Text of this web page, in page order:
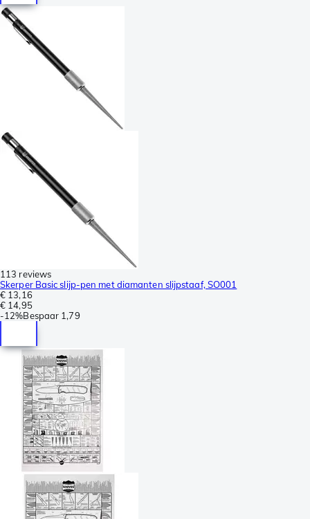
113 reviews
Skerper Basic slijp-pen met diamanten slijpstaaf, SO001
€ 13,16
€ 14,95
-12%Bespaar 1,79